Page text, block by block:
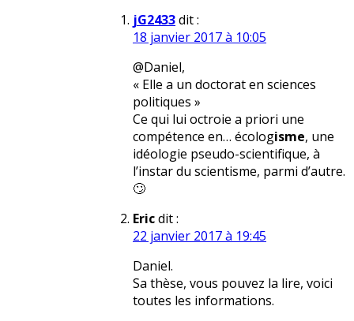
jG2433dit :
18 janvier 2017 à 10:05
@Daniel,
« Elle a un doctorat en sciences
politiques »
Ce qui lui octroie a priori une
compétence en… écologisme, une
idéologie pseudo-scientifique, à
l’instar du scientisme, parmi d’autre.
🙄
Ericdit :
22 janvier 2017 à 19:45
Daniel.
Sa thèse, vous pouvez la lire, voici
toutes les informations.